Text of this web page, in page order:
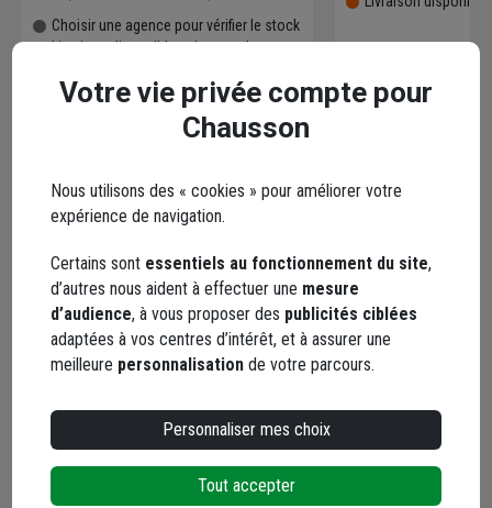
Choisir une agence pour vérifier le stock
Livraison disponible selon stock agence
Points forts
Description
Caractéristiques
Documents
Votre vie privée compte pour
Chausson
Nous utilisons des « cookies » pour améliorer votre
expérience de navigation.
Certains sont essentiels au fonctionnement du site,
d’autres nous aident à effectuer une mesure
d’audience, à vous proposer des publicités ciblées
adaptées à vos centres d’intérêt, et à assurer une
meilleure personnalisation de votre parcours.
Personnaliser mes choix
Tout accepter